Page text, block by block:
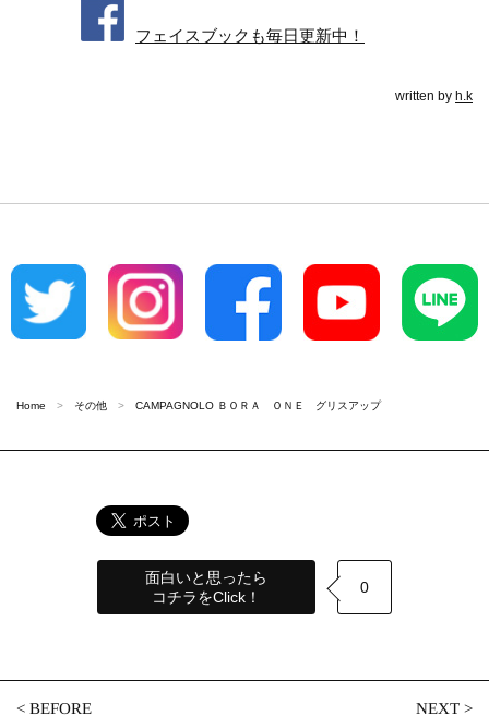
フェイスブックも毎日更新中！
written by h.k
Home その他 CAMPAGNOLO ＢＯＲＡ ＯＮＥ グリスアップ
面白いと思ったら
コチラをClick！
0
<BEFORE NEXT>